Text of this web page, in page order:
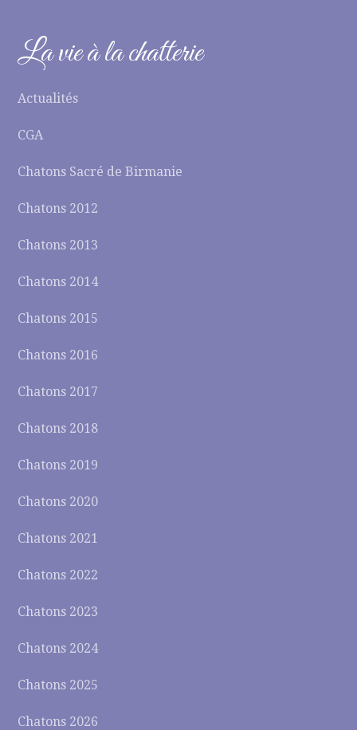
La vie à la chatterie
Actualités
CGA
Chatons Sacré de Birmanie
Chatons 2012
Chatons 2013
Chatons 2014
Chatons 2015
Chatons 2016
Chatons 2017
Chatons 2018
Chatons 2019
Chatons 2020
Chatons 2021
Chatons 2022
Chatons 2023
Chatons 2024
Chatons 2025
Chatons 2026